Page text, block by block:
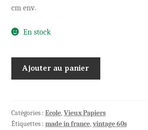
cm env.
En stock
Bon
Point
Ajouter au panier
Catégories : Ecole,Vieux Papiers
Étiquettes : made in france,vintage 60s